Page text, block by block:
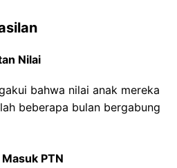
Nilai
bahwa nilai anak mereka
beberapa bulan bergabung
PTN